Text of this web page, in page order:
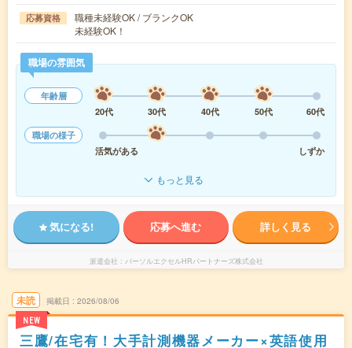
応募資格
職種未経験OK / ブランクOK
未経験OK！
職場の雰囲気
年齢層
20代
30代 40代 50代
60代
職場の様子
活気がある
しずか
もっと見る
気になる! 応募へ進む 詳しく見る
派遣会社 パーソルエクセルHRパートナーズ株式会社
未読
NEW
掲載日 2026/08/06
三鷹/在宅有！大手計測機器メーカー×英語使用